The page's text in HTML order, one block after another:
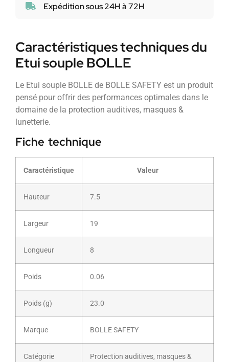
Expédition sous 24H à 72H
Caractéristiques techniques du
Etui souple BOLLE
Le Etui souple BOLLE de BOLLE SAFETY est un produit
pensé pour offrir des performances optimales dans le
domaine de la protection auditives, masques &
lunetterie.
Fiche technique
Caractéristique Valeur
Hauteur 7.5
Largeur 19
Longueur 8
Poids 0.06
Poids (g) 23.0
Marque BOLLE SAFETY
Catégorie
Protection auditives, masques &